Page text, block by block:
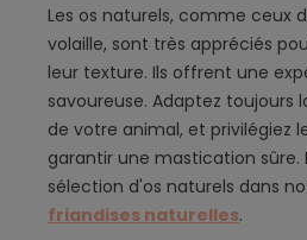
Les os naturels, comme ceux
volaille, sont très appréciés
leur texture. Ils offrent une
savoureuse. Adaptez toujours
de votre animal, et privilégiez
garantir une mastication sûre.
sélection d'os naturels dans
friandises naturelles.